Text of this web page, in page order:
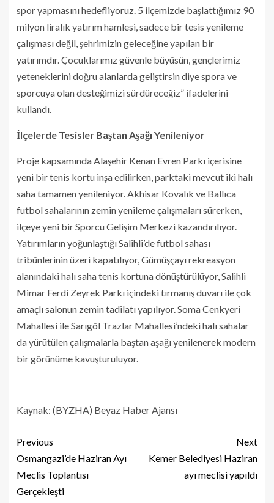
spor yapmasını hedefliyoruz. 5 ilçemizde başlattığımız 90
milyon liralık yatırım hamlesi, sadece bir tesis yenileme
çalışması değil, şehrimizin geleceğine yapılan bir
yatırımdır. Çocuklarımız güvenle büyüsün, gençlerimiz
yeteneklerini doğru alanlarda geliştirsin diye spora ve
sporcuya olan desteğimizi sürdüreceğiz” ifadelerini
kullandı.
İlçelerde Tesisler Baştan Aşağı Yenileniyor
Proje kapsamında Alaşehir Kenan Evren Parkı içerisine
yeni bir tenis kortu inşa edilirken, parktaki mevcut iki halı
saha tamamen yenileniyor. Akhisar Kovalık ve Ballıca
futbol sahalarının zemin yenileme çalışmaları sürerken,
ilçeye yeni bir Sporcu Gelişim Merkezi kazandırılıyor.
Yatırımların yoğunlaştığı Salihli’de futbol sahası
tribünlerinin üzeri kapatılıyor, Gümüşçayı rekreasyon
alanındaki halı saha tenis kortuna dönüştürülüyor, Salihli
Mimar Ferdi Zeyrek Parkı içindeki tırmanış duvarı ile çok
amaçlı salonun zemin tadilatı yapılıyor. Soma Cenkyeri
Mahallesi ile Sarıgöl Trazlar Mahallesi’ndeki halı sahalar
da yürütülen çalışmalarla baştan aşağı yenilenerek modern
bir görünüme kavuşturuluyor.
Kaynak: (BYZHA) Beyaz Haber Ajansı
Previous
Osmangazi’de Haziran Ayı
Meclis Toplantısı
Gerçekleşti
Next
Kemer Belediyesi Haziran
ayı meclisi yapıldı